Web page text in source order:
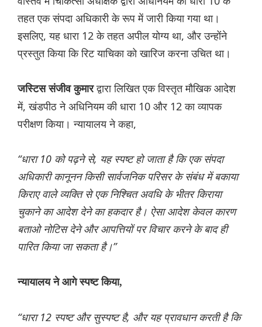
तहत एक संपदा अधिकारी के रूप में जारी किया गया था।
इसलिए, यह धारा 12 के तहत अपील योग्य था, और उन्होंने
प्रस्तुत किया कि रिट याचिका को खारिज करना उचित था।
ज‌स्टिस संजीव कुमारद्वारा लिखित एक विस्तृत मौखिक आदेश
में, खंडपीठ ने अधिनियम की धारा 10 और 12 का व्यापक
परीक्षण किया। न्यायालय ने कहा,
“धारा 10 को पढ़ने से, यह स्पष्ट हो जाता है कि एक संपदा
अधिकारी कानूनन किसी सार्वजनिक परिसर के संबंध में बकाया
किराए वाले व्यक्ति से एक निश्चित अवधि के भीतर किराया
चुकाने का आदेश देने का हकदार है। ऐसा आदेश केवल कारण
बताओ नोटिस देने और आपत्तियों पर विचार करने के बाद ही
पारित किया जा सकता है।”
न्यायालय ने आगे स्पष्ट किया,
“धारा 12 स्पष्ट और सुस्पष्ट है, और यह प्रावधान करती है कि